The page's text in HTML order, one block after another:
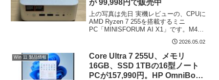
が 99,998円で販売中
上の写真は先日 実機レビューの、CPUに
AMD Ryzen 7 255を搭載するミニ
PC「MINISFORUM AI X1」です。M4
品質な筐体にスピーカーをビルトインし
ています。メモリとSSD...
2026.05.02
Win 11 製品情報
Core Ultra 7 255U、メモリ
16GB、SSD 1TBの16型ノート
PCが157,990円。HP OmniBook